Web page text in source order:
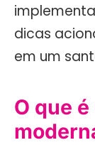
dicas
em um
O que